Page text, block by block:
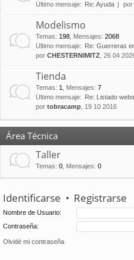
Último mensaje:
Re: Ayuda por
Modelismo
Temas: 198 Mensajes: 2068
Último mensaje:
Re: Guerreras
por CHESTERNIMITZ , 26 04
Tienda
Temas: 1 Mensajes: 7
Último mensaje:
Re: Listado
por tobracamp , 19 10 2016
Área Técnica
Taller
Temas: 0 Mensajes: 0
Identificarse • Registrarse
Nombre de Usuario:
Contraseña:
Olvidé mi contraseña